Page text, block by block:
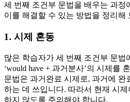
세 번째 조건부 문법을 배우는 과정
이를 해결할 수 있는 방법을 정리해
1. 시제 혼동
많은 학습자가 세 번째 조건부 문법
‘would have + 과거분사’의 시제를
문법은 과거완료 시제로, 과거에 완
하는 데 쓰입니다. 따라서 현재 시
하지 않도록 주의해야 합니다.